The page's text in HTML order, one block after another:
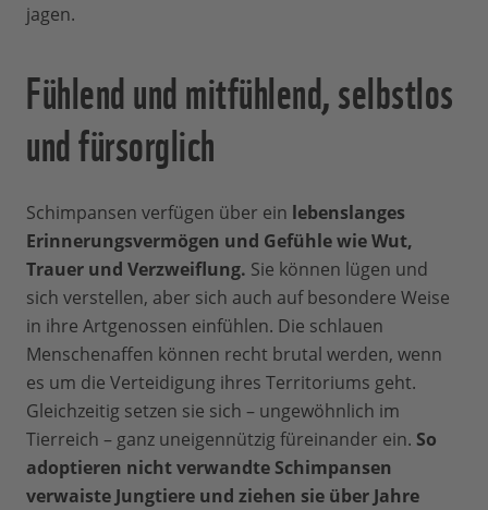
jagen.
Fühlend und mitfühlend, selbstlos
und fürsorglich
Schimpansen verfügen über ein lebenslanges
Erinnerungsvermögen und Gefühle wie Wut,
Trauer und Verzweiflung. Sie können lügen und
sich verstellen, aber sich auch auf besondere Weise
in ihre Artgenossen einfühlen. Die schlauen
Menschenaffen können recht brutal werden, wenn
es um die Verteidigung ihres Territoriums geht.
Gleichzeitig setzen sie sich – ungewöhnlich im
Tierreich – ganz uneigennützig füreinander ein. So
adoptieren nicht verwandte Schimpansen
verwaiste Jungtiere und ziehen sie über Jahre